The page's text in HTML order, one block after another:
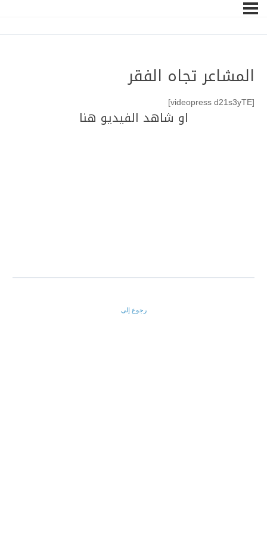
المشاعر تجاه الفقر
[videopress d21s3yTE]
او شاهد الفيديو هنا
رجوع إلى